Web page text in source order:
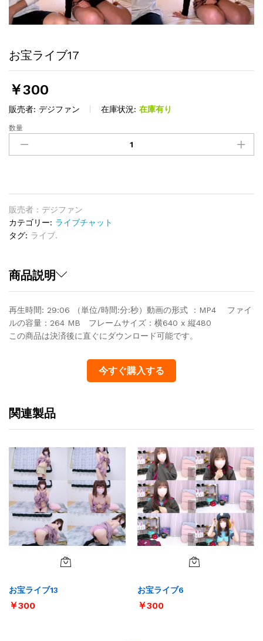
お宝ライブ17
￥300
販売者: デジファン 在庫状況: 在庫有り
お
ラ
17
quantity
数量
販売者 : デジファン
カテゴリー: ライブチャット
タグ: ライブ.
商品説明
再生時間: 29:06 （単位/時間:分:秒）動画の形式 ：MP4 ファイ
ルの容量：264 MB フレームサイズ：横640 x 縦480
この商品は決済後に直ぐにダウンロード可能です。
今すぐ購入する
関連製品
お宝ライブ13
￥300
お宝ライブ6
￥300